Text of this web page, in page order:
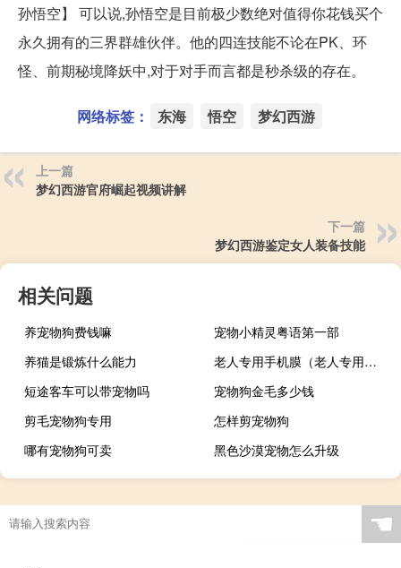
孙悟空】 可以说,孙悟空是目前极少数绝对值得你花钱买个
永久拥有的三界群雄伙伴。他的四连技能不论在PK、环
怪、前期秘境降妖中,对于对手而言都是秒杀级的存在。
网络标签： 东海 悟空 梦幻西游
上一篇
梦幻西游官府崛起视频讲解
下一篇
梦幻西游鉴定女人装备技能
相关问题
养宠物狗费钱嘛
宠物小精灵粤语第一部
养猫是锻炼什么能力
老人专用手机膜（老人专用手机）
短途客车可以带宠物吗
宠物狗金毛多少钱
剪毛宠物狗专用
怎样剪宠物狗
哪有宠物狗可卖
黑色沙漠宠物怎么升级
☚